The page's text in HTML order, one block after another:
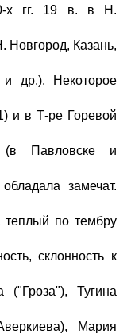
х гг. 19 в. в Н.
Новгород, Казань,
др.). Некоторое
и в Т-ре Горевой
(в Павловске и
замечат.
теплый по тембру
склонность к
Тугина
Мария